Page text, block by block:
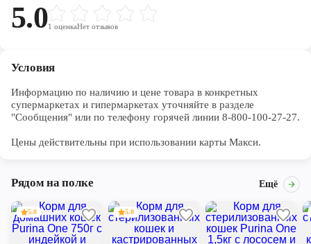
способствует балансу микрофлоры кишечника и
поддерживает здоровую пищеварительную систему. Благодаря
оптимальному соотношению белков и жиров корм помогает
5.01 оценкаНет отзывов
Условия
Информацию по наличию и цене товара в конкретных
супермаркетах и гипермаркетах уточняйте в разделе
"Сообщения" или по телефону горячей линии 8-800-100-27-27.
Цены действительны при использовании карты Макси.
Рядом на полке Ещё
5.0 5.0